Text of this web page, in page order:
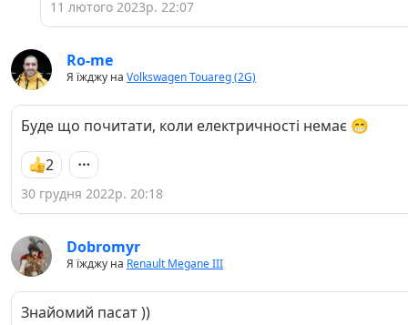
11 лютого 2023р. 22:07
Ro-me
Я їжджу на Volkswagen Touareg (2G)
Буде що почитати, коли електричності немає 😁
2
30 грудня 2022р. 20:18
Dobromyr
Я їжджу на Renault Megane III
Знайомий пасат ))